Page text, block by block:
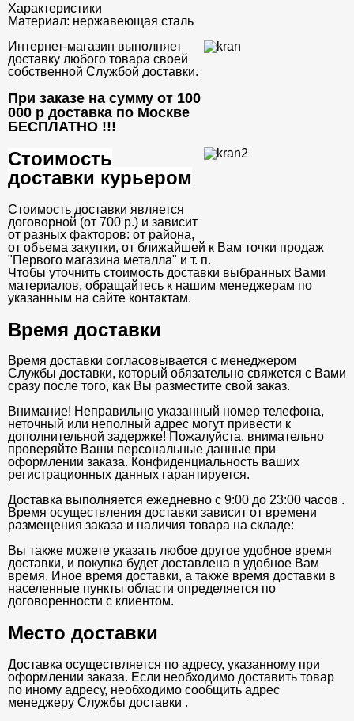
Характеристики
Материал: нержавеющая сталь
Интернет-магазин выполняет
доставку любого товара своей
собственной Службой доставки.
При заказе на сумму от 100
000 р доставка по Москве
БЕСПЛАТНО !!!
Стоимость
доставки курьером
Стоимость доставки является
договорной (от 700 р.) и зависит
от разных факторов: от района,
от объема закупки, от ближайшей к Вам точки продаж
"Первого магазина металла" и т. п.
Чтобы уточнить стоимость доставки выбранных Вами
материалов, обращайтесь к нашим менеджерам по
указанным на сайте контактам.
Время доставки
Время доставки согласовывается с менеджером
Службы доставки, который обязательно свяжется с Вами
сразу после того, как Вы разместите свой заказ.
Внимание! Неправильно указанный номер телефона,
неточный или неполный адрес могут привести к
дополнительной задержке! Пожалуйста, внимательно
проверяйте Ваши персональные данные при
оформлении заказа. Конфиденциальность ваших
регистрационных данных гарантируется.
Доставка выполняется ежедневно с 9:00 до 23:00 часов .
Время осуществления доставки зависит от времени
размещения заказа и наличия товара на складе:
Вы также можете указать любое другое удобное время
доставки, и покупка будет доставлена в удобное Вам
время. Иное время доставки, а также время доставки в
населенные пункты области определяется по
договоренности с клиентом.
Место доставки
Доставка осуществляется по адресу, указанному при
оформлении заказа. Если необходимо доставить товар
по иному адресу, необходимо сообщить адрес
менеджеру Службы доставки .